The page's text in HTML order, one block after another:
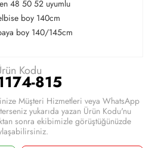
48 50 52 uyumlu
boy 140cm
boy 140/145cm
Kodu
815
Müşteri Hizmetleri veya WhatsApp
yukarıda yazan Ürün Kodu'nu
sonra ekibimizle görüştüğünüzde